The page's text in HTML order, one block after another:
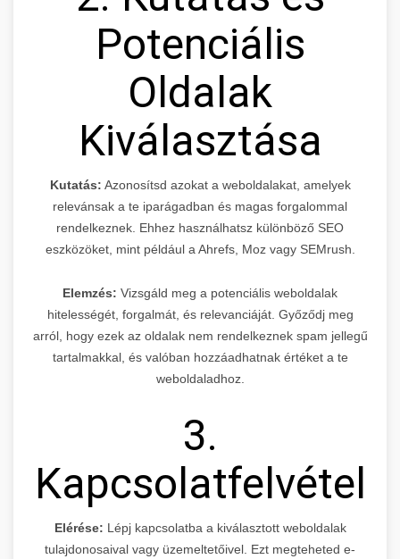
Potenciális
Oldalak
Kiválasztása
Kutatás: Azonosítsd azokat a weboldalakat, amelyek
relevánsak a te iparágadban és magas forgalommal
rendelkeznek. Ehhez használhatsz különböző SEO
eszközöket, mint például a Ahrefs, Moz vagy SEMrush.
Elemzés: Vizsgáld meg a potenciális weboldalak
hitelességét, forgalmát, és relevanciáját. Győződj meg
arról, hogy ezek az oldalak nem rendelkeznek spam jellegű
tartalmakkal, és valóban hozzáadhatnak értéket a te
weboldaladhoz.
3.
Kapcsolatfelvétel
Elérése: Lépj kapcsolatba a kiválasztott weboldalak
tulajdonosaival vagy üzemeltetőivel. Ezt megteheted e-